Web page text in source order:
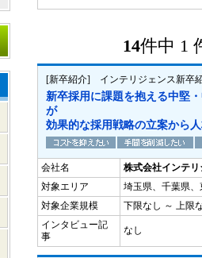
14件中 1
[新卒紹介] インテリジェンス新卒
新卒採用に課題を抱える中堅
が
効果的な採用戦略の立案から
会社名
株式会社インテリ
対象エリア
埼玉県、千葉県
対象企業規模
下限なし ～ 上限
インタビュー記
事
なし